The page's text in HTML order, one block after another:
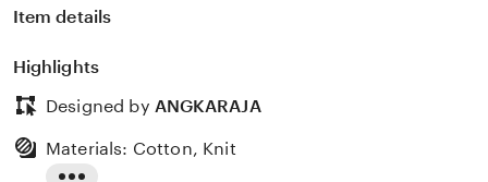
Item details
Highlights
Designed by ANGKARAJA
Materials: Cotton, Knit